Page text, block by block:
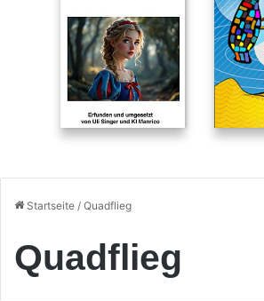
Startseite / Quadflieg
Quadflieg